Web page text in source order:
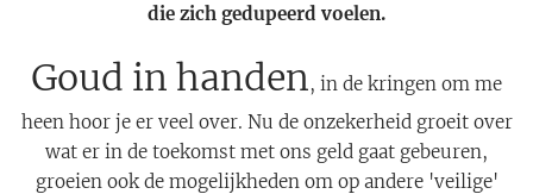
die zich gedupeerd voelen.
Goud in handen, in de kringen om me
heen hoor je er veel over. Nu de onzekerheid groeit over
wat er in de toekomst met ons geld gaat gebeuren,
groeien ook de mogelijkheden om op andere 'veilige'